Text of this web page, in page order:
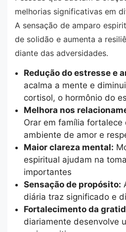
melhorias significativas em
A sensação de amparo
de solidão e aumenta a
diante das adversidades.
Redução do estresse e
acalma a mente e
cortisol, o hormônio do
Melhora nos
Orar em família fortalece
ambiente de amor e
Maior clareza mental:
espiritual ajudam na
importantes
Sensação de propósito:
diária traz significado e
Fortalecimento da
diariamente desenvolve